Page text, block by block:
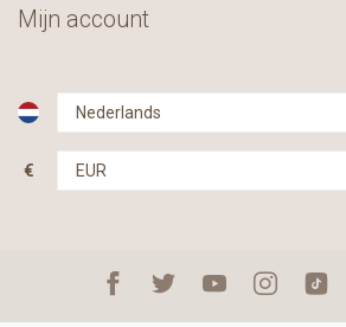
Mijn account
€